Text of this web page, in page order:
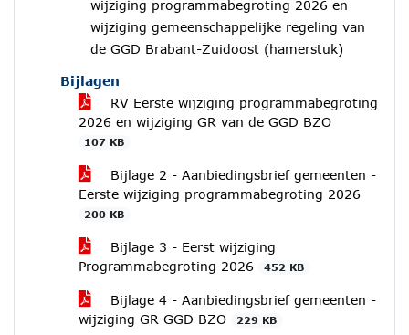
wijziging programmabegroting 2026 en
wijziging gemeenschappelijke regeling van
de GGD Brabant-Zuidoost (hamerstuk)
Bijlagen
RV Eerste wijziging programmabegroting
2026 en wijziging GR van de GGD BZO
107 KB
Bijlage 2 - Aanbiedingsbrief gemeenten -
Eerste wijziging programmabegroting 2026
200 KB
Bijlage 3 - Eerst wijziging
Programmabegroting 2026
452 KB
Bijlage 4 - Aanbiedingsbrief gemeenten -
wijziging GR GGD BZO
229 KB